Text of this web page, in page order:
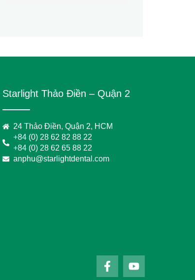
Starlight Thảo Điền – Quận 2
24 Thảo Điền, Quận 2, HCM
+84 (0) 28 62 82 88 22
+84 (0) 28 62 65 88 22
anphu@starlightdental.com